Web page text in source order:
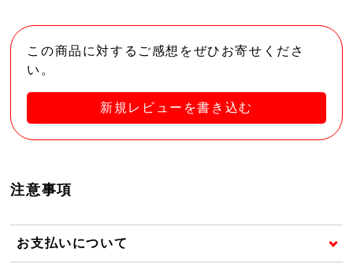
この商品に対するご感想をぜひお寄せくださ
い。
新規レビューを書き込む
注意事項
お支払いについて